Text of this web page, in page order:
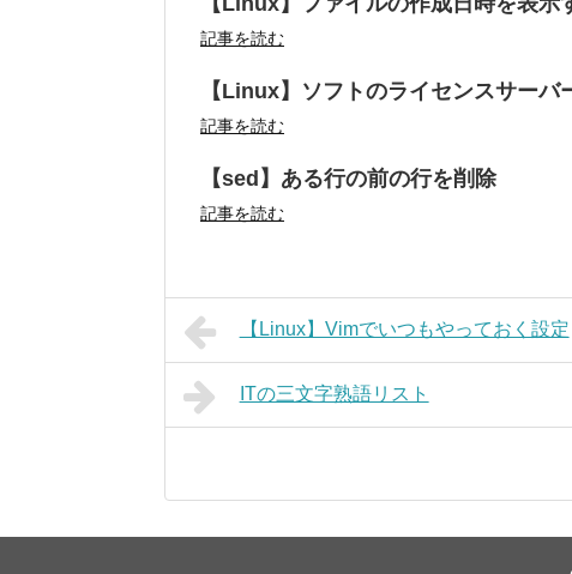
記事を読む
【Linux】ソフトのライセンスサーバ
記事を読む
【sed】ある行の前の行を削除
記事を読む
【Linux】Vimでいつもやっておく設定
ITの三文字熟語リスト